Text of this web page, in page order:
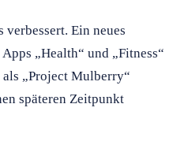
Ein neues
„Health“ und „Fitness“
„Project Mulberry“
späteren Zeitpunkt